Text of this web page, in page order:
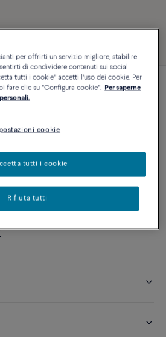
PERSONALIZZA
AL CARRELLO
sulle misure
per offrirti un servizio migliore, stabilire
di condividere contenuti sui social
tutti i cookie" accetti l'uso dei cookie. Per
fare clic su "Configura cookie". Per saperne
cookie
Rifiuta tutti
tutti i cookie